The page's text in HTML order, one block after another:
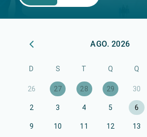
AGO. 2026
D S T Q Q
26 27 28 29 30
2 3 4 5 6
9 10 11 12 13